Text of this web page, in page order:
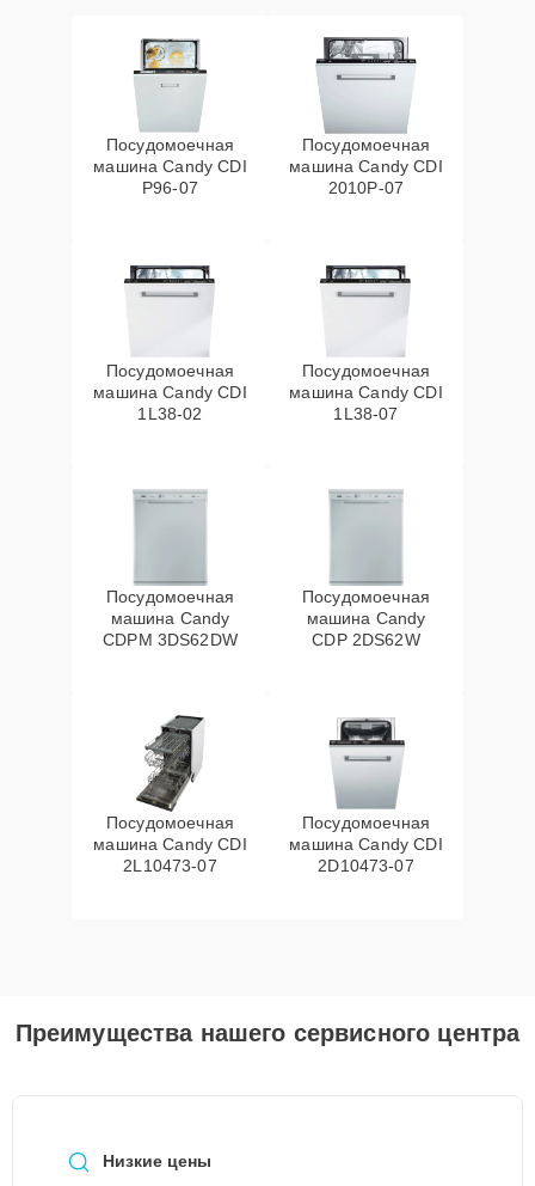
Посудомоечная
машина Candy CDI
P96-07
Посудомоечная
машина Candy CDI
2010P-07
Посудомоечная
машина Candy CDI
1L38-02
Посудомоечная
машина Candy CDI
1L38-07
Посудомоечная
машина Candy
CDPM 3DS62DW
Посудомоечная
машина Candy
CDP 2DS62W
Посудомоечная
машина Candy CDI
2L10473-07
Посудомоечная
машина Candy CDI
2D10473-07
Преимущества нашего сервисного центра
Низкие цены